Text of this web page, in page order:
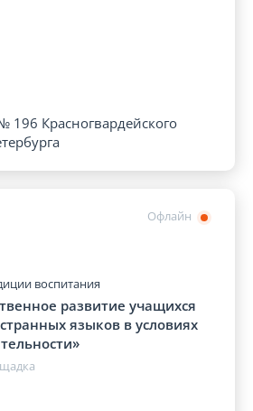
196 Красногвардейского
Офлайн
воспитания
развитие учащихся
языков в условиях